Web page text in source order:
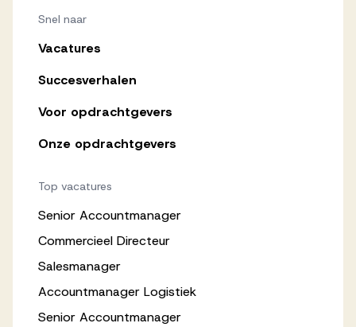
Snel naar
Vacatures
Succesverhalen
Voor opdrachtgevers
Onze opdrachtgevers
Top vacatures
Senior Accountmanager
Commercieel Directeur
Salesmanager
Accountmanager Logistiek
Senior Accountmanager